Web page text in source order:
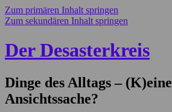
Zum primären Inhalt springen
Zum sekundären Inhalt springen
Der Desasterkreis
Dinge des Alltags – (K)eine
Ansichtssache?